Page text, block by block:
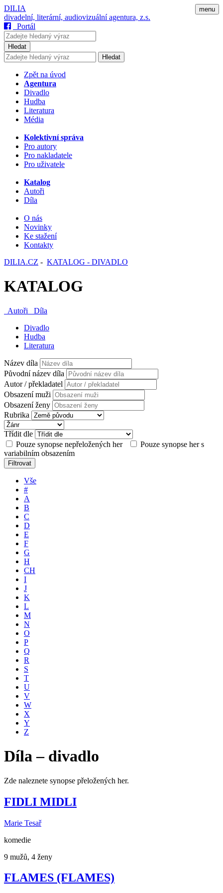
menu
DILIA
divadelní, literární, audiovizuální agentura, z.s.
Portál
Hledat
Hledat
Zpět na úvod
Agentura
Divadlo
Hudba
Literatura
Média
Kolektivní správa
Pro autory
Pro nakladatele
Pro uživatele
Katalog
Autoři
Díla
O nás
Novinky
Ke stažení
Kontakty
DILIA.CZ - KATALOG - DIVADLO
KATALOG
Autoři
Díla
Divadlo
Hudba
Literatura
Název díla
Původní název díla
Autor / překladatel
Obsazení muži
Obsazení ženy
Rubrika
Třídit dle
Pouze synopse nepřeložených her
Pouze synopse her s
variabilním obsazením
Filtrovat
Vše
#
A
B
C
D
E
F
G
H
CH
I
J
K
L
M
N
O
P
Q
R
S
T
U
V
W
X
Y
Z
Díla – divadlo
Zde naleznete synopse přeložených her.
FIDLI MIDLI
Marie Tesař
komedie
9 mužů, 4 ženy
FLAMES (FLAMES)